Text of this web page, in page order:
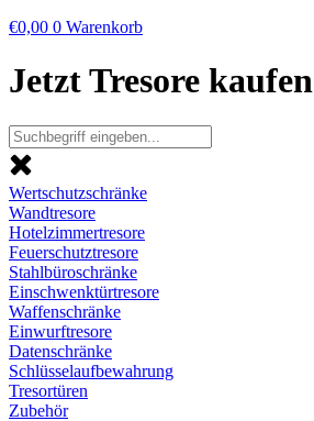
€0,00 0 Warenkorb
Jetzt Tresore kaufen
Wertschutzschränke
Wandtresore
Hotelzimmertresore
Feuerschutztresore
Stahlbüroschränke
Einschwenktürtresore
Waffenschränke
Einwurftresore
Datenschränke
Schlüsselaufbewahrung
Tresortüren
Zubehör